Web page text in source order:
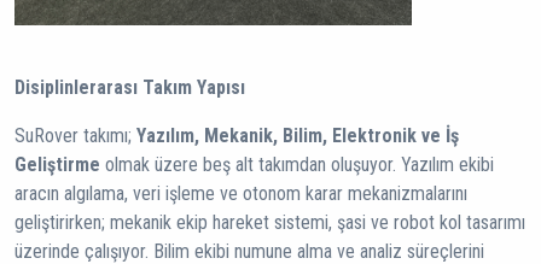
Disiplinlerarası Takım Yapısı
SuRover takımı; Yazılım, Mekanik, Bilim, Elektronik ve İş
Geliştirme olmak üzere beş alt takımdan oluşuyor. Yazılım ekibi
aracın algılama, veri işleme ve otonom karar mekanizmalarını
geliştirirken; mekanik ekip hareket sistemi, şasi ve robot kol tasarımı
üzerinde çalışıyor. Bilim ekibi numune alma ve analiz süreçlerini